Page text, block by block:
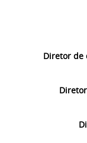
Diretor de